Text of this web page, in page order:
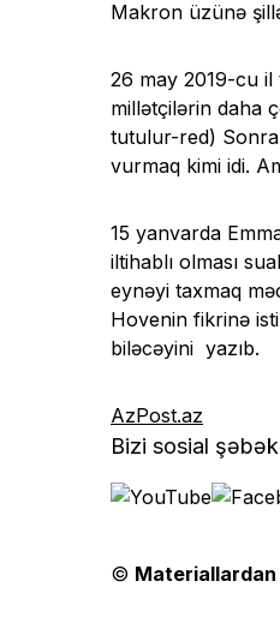
Makron üzünə
26 may 2019-cu il
millətçilərin daha
tutulur-red)
vurmaq kimi idi.
15 yanvarda
iltihablı olması
eynəyi taxmaq
Hovenin fikrinə
biləcəyini yazıb.
AzPost.az
Bizi sosial
© Materiallardan